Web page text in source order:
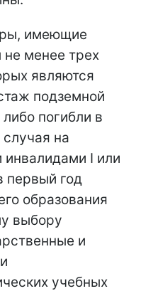
имеющие
менее трех
являются
подземной
погибли в
случая на
инвалидами I или
первый год
образования
выбору
и
учебных